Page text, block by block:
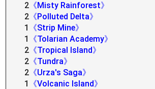
2 《Misty Rainforest》
2 《Polluted Delta》
1
《Strip Mine》
1
《Tolarian Academy》
2 《Tropical Island》
2 《Tundra》
2 《Urza's Saga》
1
《Volcanic Island》